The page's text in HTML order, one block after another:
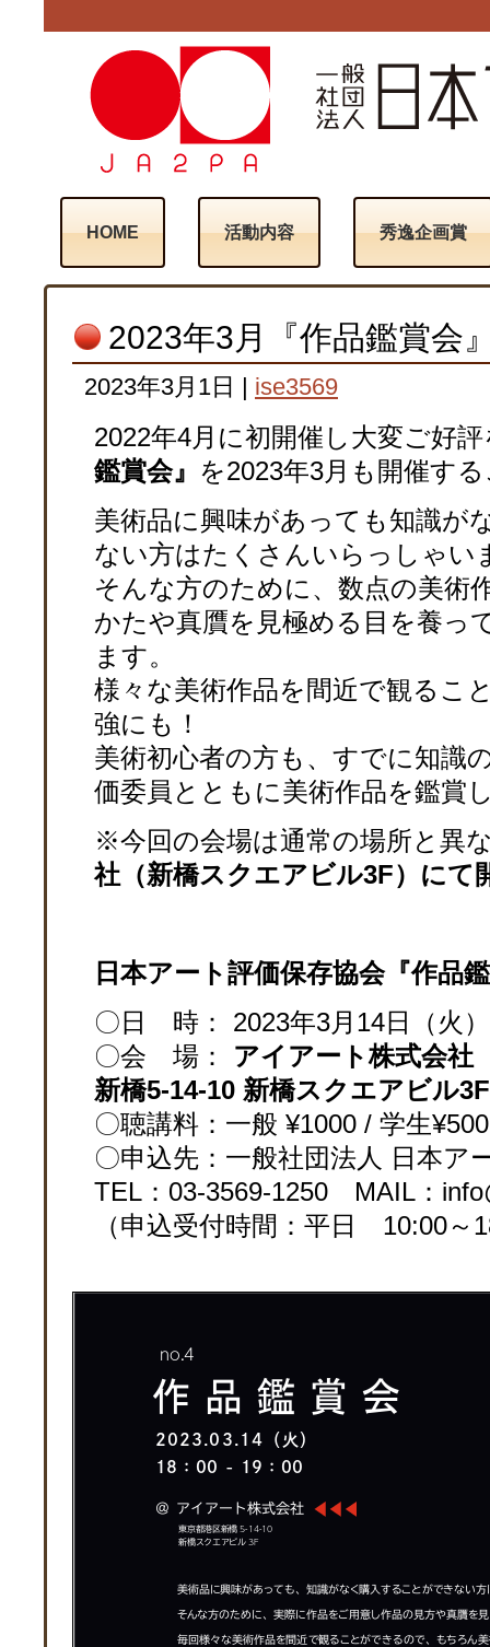
HOME 活動内容 秀逸企画賞
2023年3月『作品鑑賞会
2023年3月1日 | ise3569
2022年4月に初開催し大変ご好
鑑賞会』 を2023年3月も開催す
美術品に興味があっても知識が
ない方はたくさんいらっしゃい
そんな方のために、数点の美術
かたや真贋を見極める目を養っ
ます。
様々な美術作品を間近で観るこ
強にも！
美術初心者の方も、すでに知識
価委員とともに美術作品を鑑賞
※今回の会場は通常の場所と異
社（新橋スクエアビル3F） にて
日本アート評価保存協会『作品
〇日 時： 2023年3月14日（火
〇会 場： アイアート株式会社
新橋5-14-10 新橋スクエアビル
〇聴講料：一般 ¥1000 / 学生
〇申込先：一般社団法人 日本ア
TEL：03-3569-1250 MAIL：
（申込受付時間：平日 10:00～